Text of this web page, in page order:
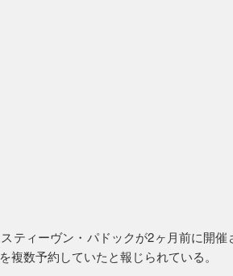
ティーヴン・パドックが2ヶ月前に開
複数予約していたと報じられている。